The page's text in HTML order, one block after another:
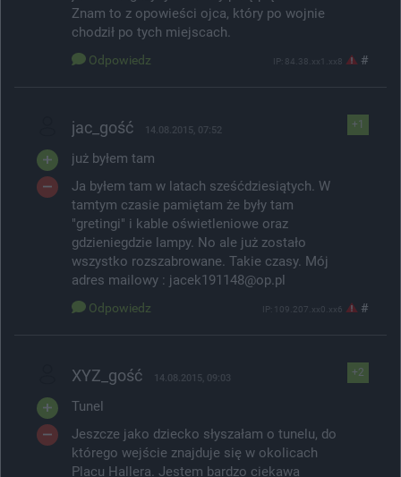
Znam to z opowieści ojca, który po wojnie
chodził po tych miejscach.
Odpowiedz IP: 84.38.xx1.xx8 #
+1
jac_gość 14.08.2015, 07:52
już byłem tam
Ja byłem tam w latach sześćdziesiątych. W
tamtym czasie pamiętam że były tam
"gretingi" i kable oświetleniowe oraz
gdzieniegdzie lampy. No ale już zostało
wszystko rozszabrowane. Takie czasy. Mój
adres mailowy : jacek191148@op.pl
Odpowiedz IP: 109.207.xx0.xx6 #
+2
XYZ_gość 14.08.2015, 09:03
Tunel
Jeszcze jako dziecko słyszałam o tunelu, do
którego wejście znajduje się w okolicach
Placu Hallera. Jestem bardzo ciekawa